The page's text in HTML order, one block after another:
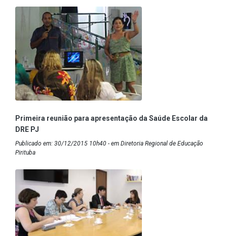
Primeira reunião para apresentação da Saúde Escolar da
DRE PJ
Publicado em: 30/12/2015 10h40 - em Diretoria Regional de Educação
Pirituba